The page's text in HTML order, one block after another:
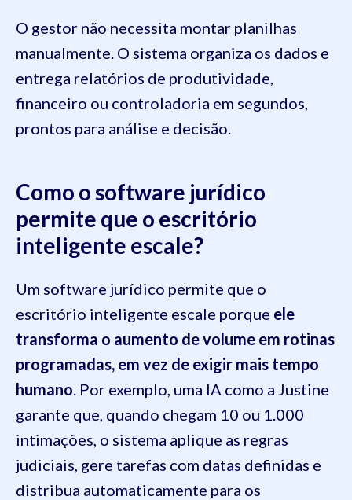
O gestor não necessita montar planilhas
manualmente. O sistema organiza os dados e
entrega relatórios de produtividade,
financeiro ou controladoria em segundos,
prontos para análise e decisão.
Como o software jurídico
permite que o escritório
inteligente escale?
Um software jurídico permite que o
escritório inteligente escale porque ele
transforma o aumento de volume em rotinas
programadas, em vez de exigir mais tempo
humano. Por exemplo, uma IA como a Justine
garante que, quando chegam 10 ou 1.000
intimações, o sistema aplique as regras
judiciais, gere tarefas com datas definidas e
distribua automaticamente para os